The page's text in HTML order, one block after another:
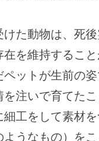
けた動物は、死
を維持するこ
ットが生前の
を注いで育てた
工をして素材
ようなもの）を